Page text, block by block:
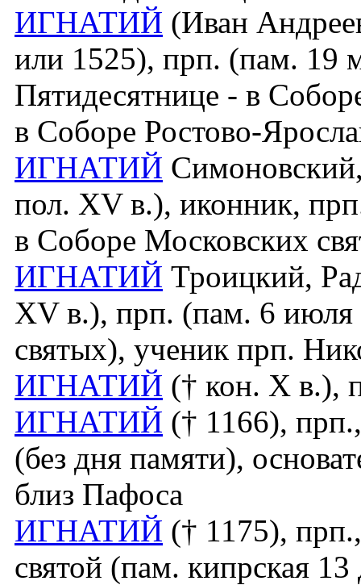
ИГНАТИЙ (Иван
или 1525), прп. (пам. 19
Пятидесятнице - в
в Соборе Ростово-
ИГНАТИЙ
пол. XV в.), иконник,
в Соборе Московских
ИГНАТИЙ Троицкий,
XV в.), прп. (пам. 6
святых), ученик прп.
ИГНАТИЙ († кон. Х в.),
ИГНАТИЙ († 1166),
(без дня памяти),
близ Пафоса
ИГНАТИЙ († 1175),
святой (пам. кипрская 13